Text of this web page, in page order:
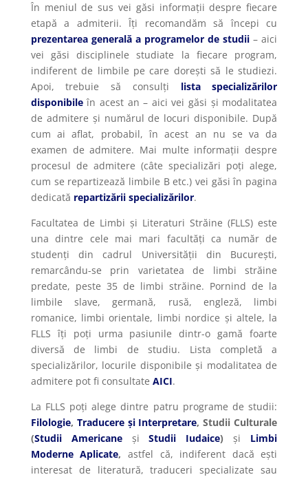
În meniul de sus vei găsi informații despre fiecare
etapă a admiterii. Îți recomandăm să începi cu
prezentarea generală a programelor de studii – aici
vei găsi disciplinele studiate la fiecare program,
indiferent de limbile pe care dorești să le studiezi.
Apoi, trebuie să consulți lista specializărilor
disponibileîn acest an – aici vei găsi și modalitatea
de admitere și numărul de locuri disponibile. După
cum ai aflat, probabil, în acest an nu se va da
examen de admitere. Mai multe informații despre
procesul de admitere (câte specializări poți alege,
cum se repartizează limbile B etc.) vei găsi în pagina
dedicată repartizării specializărilor.
Facultatea de Limbi și Literaturi Străine (FLLS) este
una dintre cele mai mari facultăți ca număr de
studenți din cadrul Universității din București,
remarcându-se prin varietatea de limbi străine
predate, peste 35 de limbi străine. Pornind de la
limbile slave, germană, rusă, engleză, limbi
romanice, limbi orientale, limbi nordice și altele, la
FLLS îți poți urma pasiunile dintr-o gamă foarte
diversă de limbi de studiu. Lista completă a
specializărilor, locurile disponibile și modalitatea de
admitere pot fi consultate AICI.
La FLLS poți alege dintre patru programe de studii:
Filologie, Traducere și Interpretare, Studii Culturale
(Studii Americane și Studii Iudaice)și Limbi
Moderne Aplicate, astfel că, indiferent dacă ești
interesat de literatură, traduceri specializate sau